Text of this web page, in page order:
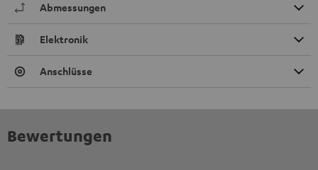
Abmessungen
Elektronik
Anschlüsse
Bewertungen